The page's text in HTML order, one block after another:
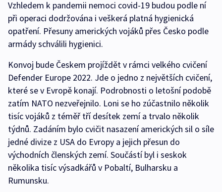
Vzhledem k pandemii nemoci covid-19 budou podle ní
při operaci dodržována i veškerá platná hygienická
opatření. Přesuny amerických vojáků přes Česko podle
armády schválili hygienici.
Konvoj bude Českem projíždět v rámci velkého cvičení
Defender Europe 2022. Jde o jedno z největších cvičení,
které se v Evropě konají. Podrobnosti o letošní podobě
zatím NATO nezveřejnilo. Loni se ho zúčastnilo několik
tisíc vojáků z téměř tří desítek zemí a trvalo několik
týdnů. Zadáním bylo cvičit nasazení amerických sil o síle
jedné divize z USA do Evropy a jejich přesun do
východních členských zemí. Součástí byl i seskok
několika tisíc výsadkářů v Pobaltí, Bulharsku a
Rumunsku.